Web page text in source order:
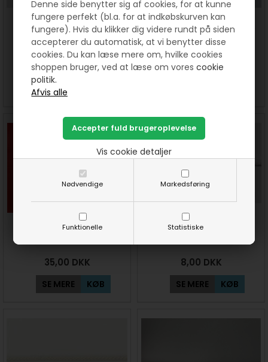
Denne side benytter sig af cookies, for at kunne
fungere perfekt (bl.a. for at indkøbskurven kan
fungere). Hvis du klikker dig videre rundt på siden
accepterer du automatisk, at vi benytter disse
cookies. Du kan læse mere om, hvilke cookies
shoppen bruger, ved at læse om vorescookie
politik.
Nødvendige Markedsføring
Funktionelle Statistiske
Vis cookie detaljer
Anoraksnor- Råhvid. Pris pr
meter
8,00 DKK
SE MERE
Anoraksnor- Gul. Pris pr meter
8,00DKK
Frugtpose - sykit med frugt
35,00 DKK
SE MERE KØB
Anoraksnor- hvid. Pris pr
8,00 DKK
SE MERE KØB